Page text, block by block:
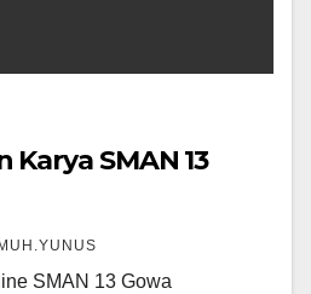
SMAN 13
SMAN 13 Gowa